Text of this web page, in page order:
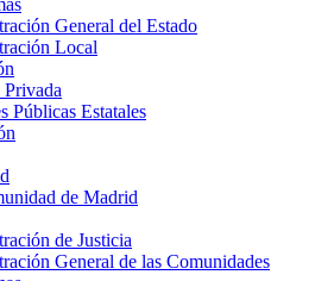
General del Estado
Local
Privada
Públicas Estatales
de Madrid
de Justicia
General de las Comunidades